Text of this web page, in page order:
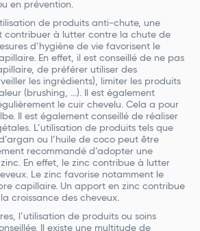
en prévention.
de produits anti-chute, une
contribuer à lutter contre la chute de
d’hygiène de vie favorisent le
En effet, il est conseillé de ne pas
de préférer utiliser des
les ingrédients), limiter les produits
(brushing, …). Il est également
le cuir chevelu. Cela a pour
Il est également conseillé de réaliser
L’utilisation de produits tels que
ou l’huile de coco peut être
recommandé d’adopter une
En effet, le zinc contribue à lutter
Le zinc favorise notamment le
capillaire. Un apport en zinc contribue
croissance des cheveux.
l’utilisation de produits ou soins
Il existe une multitude de